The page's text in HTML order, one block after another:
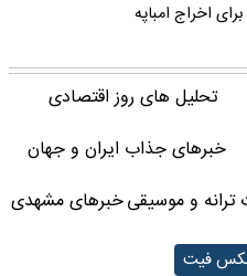
تحلیل های روز اقتصادی
خبرهای جذاب ایران و جهان
ترانه و موسیقیخبرهای مشهدی
فیت